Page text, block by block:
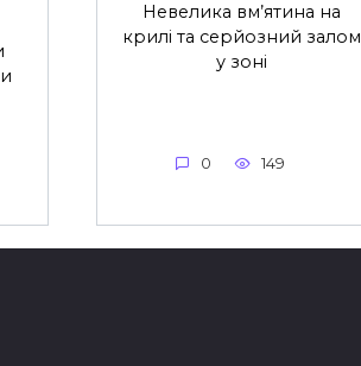
Невелика вм’ятина на
крилі та серйозний залом
у зоні
0 149